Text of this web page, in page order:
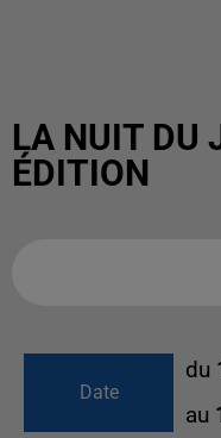
LA NUIT DU
ÉDITION
Date
du
au